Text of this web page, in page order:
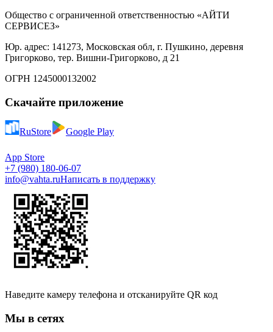
Общество с ограниченной ответственностью «АЙТИ
СЕРВИСЕЗ»
Юр. адрес: 141273, Московская обл, г. Пушкино, деревня
Григорково, тер. Вишни-Григорково, д 21
ОГРН 1245000132002
Скачайте приложение
RuStore Google Play
App Store
+7 (980) 180-06-07
info@vahta.ruНаписать в поддержку
Наведите камеру телефона и отсканируйте QR код
Мы в сетях